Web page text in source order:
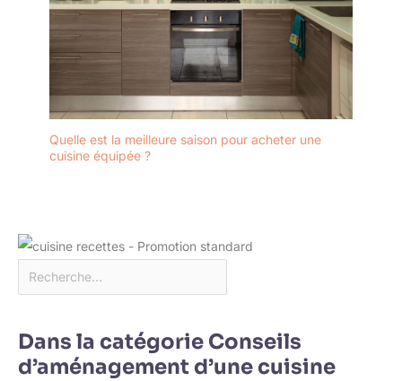
Quelle est la meilleure saison pour acheter une
cuisine équipée ?
Dans la catégorie Conseils
d’aménagement d’une cuisine